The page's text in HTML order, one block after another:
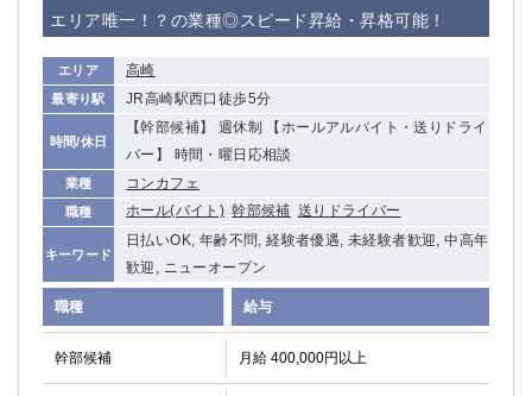
エリア唯一！？の業種◎スピード昇給・昇格可能！
エリア 高崎
最寄り駅 JR高崎駅西口徒歩5分
時間/休日
【幹部候補】 週休制 【ホールアルバイト・送りドライ
バー】 時間・曜日応相談
業種 コンカフェ
職種 ホール(バイト) 幹部候補 送りドライバー
キーワード
日払いOK, 年齢不問, 経験者優遇, 未経験者歓迎, 中高年
歓迎, ニューオープン
職種 給与
幹部候補 月給 400,000円以上
赤羽
品川
蒲田東口
立川（南口）
新宿
西葛西
中野
葛西
府中
ひばりヶ丘（北口）
学芸大学
吉祥寺（南口／公園口） 小作・羽村・福生エリア
自由が丘
吉祥寺（北口／東口）
四谷
錦糸町南口
下北沢・経堂
金町（北口）
成増駅徒歩3分の好立地！①JR埼京線「赤羽駅」から徒歩2分 ②東